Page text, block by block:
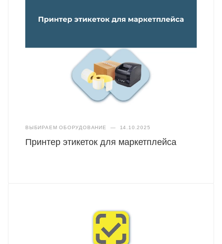
ВЫБИРАЕМ ОБОРУДОВАНИЕ — 14.10.2025
Принтер этикеток для маркетплейса